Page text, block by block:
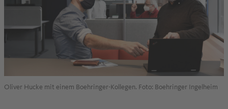
Oliver Hucke mit einem Boehringer-Kollegen. Foto: Boehringer Ingelheim